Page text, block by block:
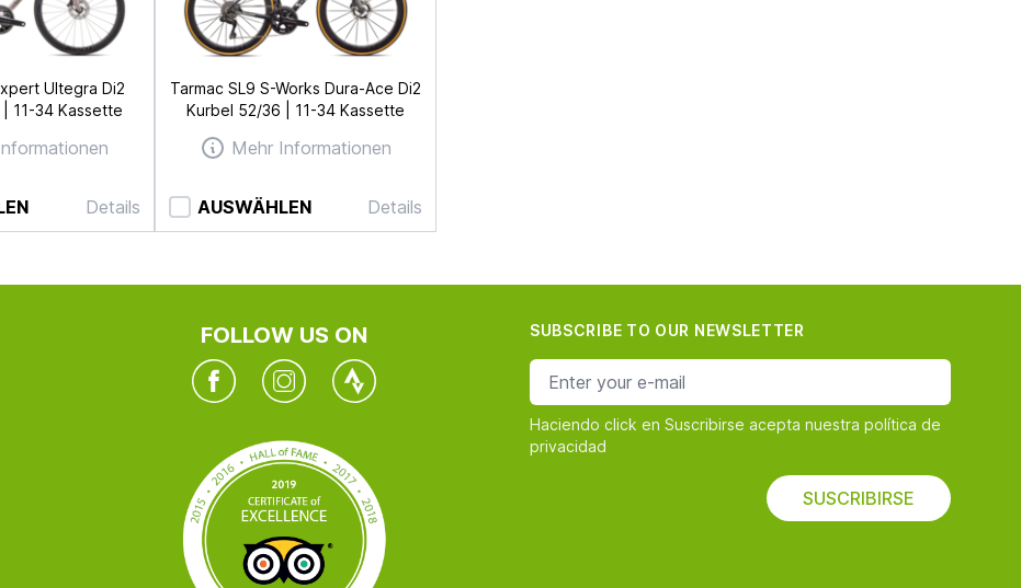
Ultegra Di2
11-34 Kassette
Details
Tarmac SL9 S-Works Dura-Ace Di2
Kurbel 52/36 | 11-34 Kassette
Mehr Informationen
AUSWÄHLEN Details
FOLLOW US ON
FacebookInstagramTwitter
SUBSCRIBE TO OUR NEWSLETTER
e-mail address
Haciendo click en Suscribirse acepta nuestra política de
privacidad
SUSCRIBIRSE